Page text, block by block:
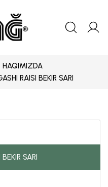
HAQIMIZDA
RAISI BEKIR SARI
SARI